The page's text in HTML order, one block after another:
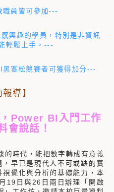
員皆可參加---
興趣的學員，特別是非資訊
輕鬆上手。---
客松競賽者可獲得加分---
報導】
Power BI入門工作
會說話！
時代，能把數字轉成有意義
早已是現代人不可或缺的實
覺化與分析的基礎能力，本
19日與26日兩日辦理「開啟